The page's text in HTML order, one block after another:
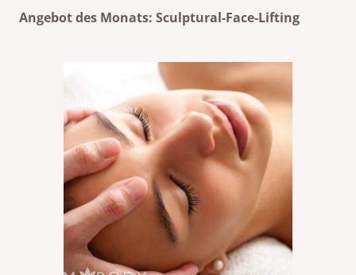
Angebot des Monats: Sculptural-Face-Lifting